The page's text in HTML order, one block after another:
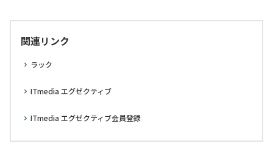
関連リンク
ラック
ITmedia エグゼクティブ
ITmedia エグゼクティブ会員登録